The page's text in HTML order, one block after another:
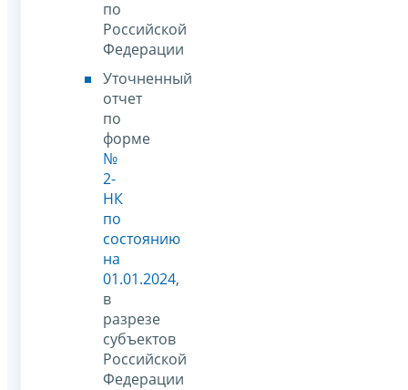
по
Российской
Федерации
Уточненный
отчет
по
форме
№
2-
НК
по
состоянию
на
01.01.2024,
в
разрезе
субъектов
Российской
Федерации